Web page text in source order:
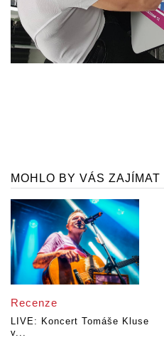
MOHLO BY VÁS ZAJÍMAT
Recenze
LIVE: Koncert Tomáše Kluse
v...